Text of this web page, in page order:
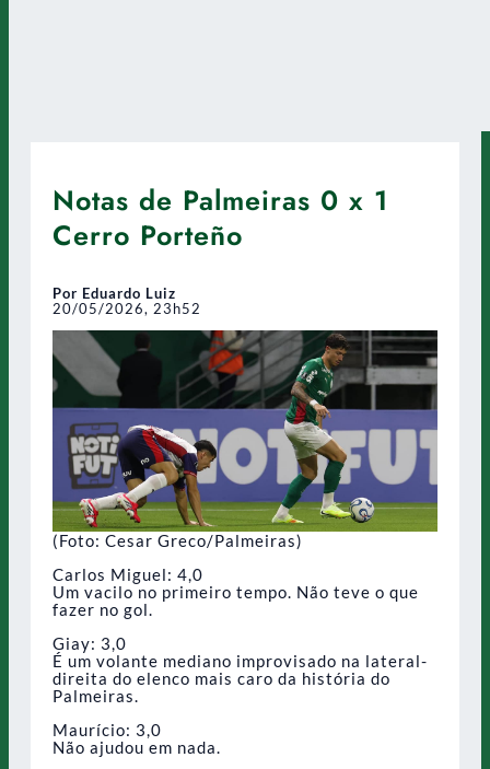
Notas de Palmeiras 0 x 1
Cerro Porteño
Por Eduardo Luiz
20/05/2026, 23h52
(Foto: Cesar Greco/Palmeiras)
Carlos Miguel: 4,0
Um vacilo no primeiro tempo. Não teve o que
fazer no gol.
Giay: 3,0
É um volante mediano improvisado na lateral-
direita do elenco mais caro da história do
Palmeiras.
Maurício: 3,0
Não ajudou em nada.